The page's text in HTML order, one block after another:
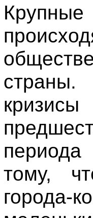
страны.
кризисы
тому,